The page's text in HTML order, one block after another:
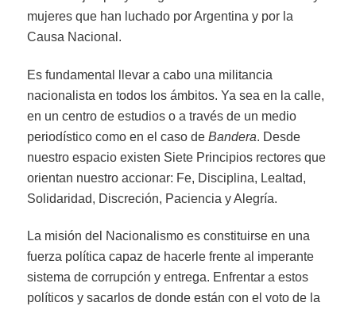
mujeres que han luchado por Argentina y por la
Causa Nacional.
Es fundamental llevar a cabo una militancia
nacionalista en todos los ámbitos. Ya sea en la calle,
en un centro de estudios o a través de un medio
periodístico como en el caso deBandera. Desde
nuestro espacio existen Siete Principios rectores que
orientan nuestro accionar: Fe, Disciplina, Lealtad,
Solidaridad, Discreción, Paciencia y Alegría.
La misión del Nacionalismo es constituirse en una
fuerza política capaz de hacerle frente al imperante
sistema de corrupción y entrega. Enfrentar a estos
políticos y sacarlos de donde están con el voto de la